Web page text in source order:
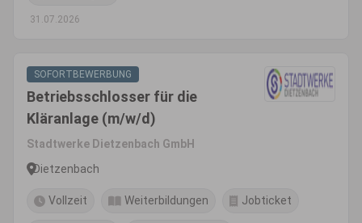
31.07.2026
SOFORTBEWERBUNG
Betriebsschlosser für die
Kläranlage (m/w/d)
Stadtwerke Dietzenbach GmbH
Dietzenbach
Vollzeit Weiterbildungen Jobticket